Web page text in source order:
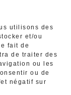
utilisons des
et/ou
fait de
de traiter des
ou les
ou de
négatif sur